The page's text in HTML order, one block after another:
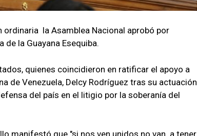
ordinaria la Asamblea Nacional aprobó por
de la Guayana Esequiba.
quienes coincidieron en ratificar el apoyo a
de Venezuela, Delcy Rodríguez tras su actuación
del país en el litigio por la soberanía del